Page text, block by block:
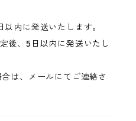
内に発送いたします。
後、5日以内に発送いたし
は、メールにてご連絡さ